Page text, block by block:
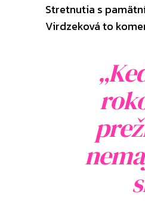
Stretnutia s
Virdzeková to